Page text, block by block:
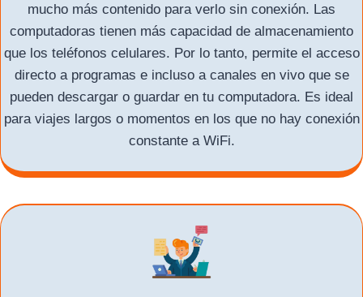
mucho más contenido para verlo sin conexión. Las
computadoras tienen más capacidad de almacenamiento
que los teléfonos celulares. Por lo tanto, permite el acceso
directo a programas e incluso a canales en vivo que se
pueden descargar o guardar en tu computadora. Es ideal
para viajes largos o momentos en los que no hay conexión
constante a WiFi.